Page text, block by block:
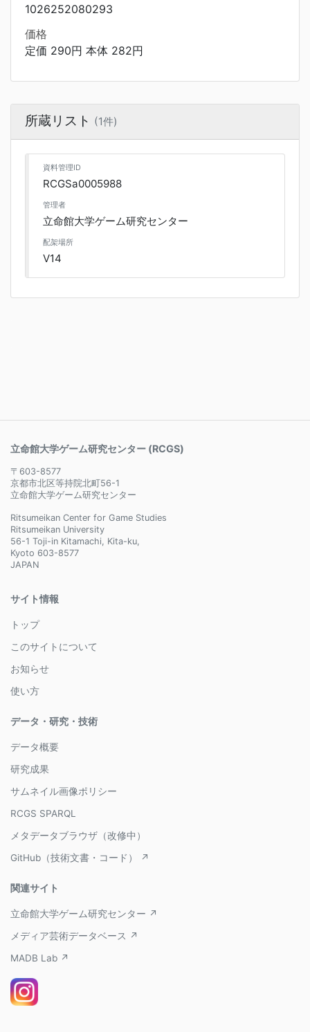
1026252080293
価格
定価 290円 本体 282円
所蔵リスト (1件)
資料管理ID
RCGSa0005988
管理者
立命館大学ゲーム研究センター
配架場所
V14
立命館大学ゲーム研究センター (RCGS)
〒603-8577
京都市北区等持院北町56-1
立命館大学ゲーム研究センター
Ritsumeikan Center for Game Studies
Ritsumeikan University
56-1 Toji-in Kitamachi, Kita-ku,
Kyoto 603-8577
JAPAN
サイト情報
トップ
このサイトについて
お知らせ
使い方
データ・研究・技術
データ概要
研究成果
サムネイル画像ポリシー
RCGS SPARQL
メタデータブラウザ（改修中）
GitHub（技術文書・コード） ↗
関連サイト
立命館大学ゲーム研究センター ↗
メディア芸術データベース ↗
MADB Lab ↗